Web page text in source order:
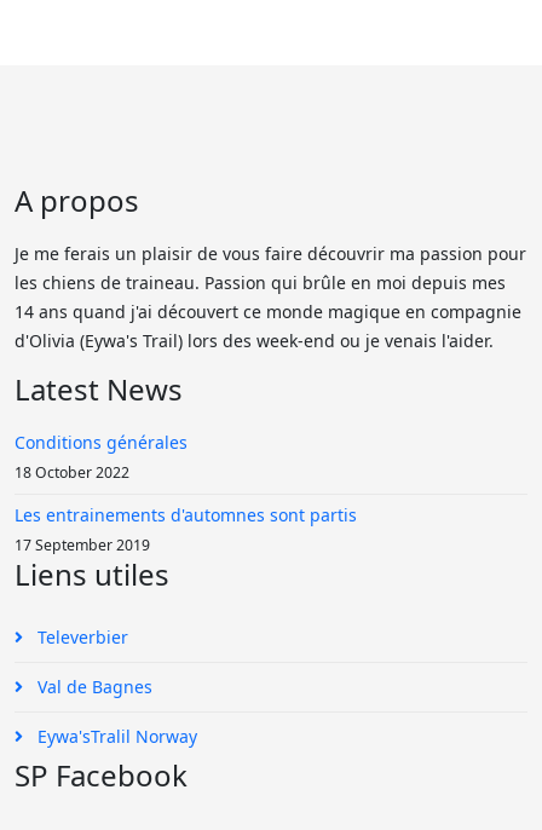
A propos
Je me ferais un plaisir de vous faire découvrir ma passion pour
les chiens de traineau. Passion qui brûle en moi depuis mes
14 ans quand j'ai découvert ce monde magique en compagnie
d'Olivia (Eywa's Trail) lors des week-end ou je venais l'aider.
Latest News
Conditions générales
18 October 2022
Les entrainements d'automnes sont partis
17 September 2019
Liens utiles
Televerbier
Val de Bagnes
Eywa'sTralil Norway
SP Facebook